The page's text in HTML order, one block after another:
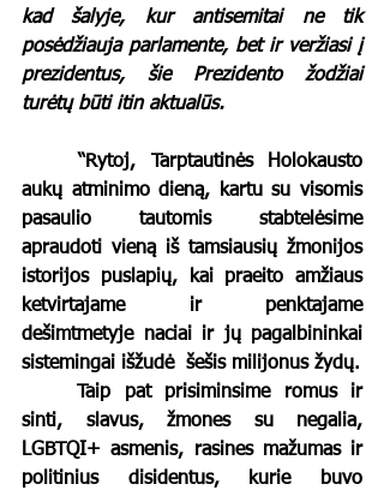
kad šalyje, kur antisemitai ne tik
posėdžiauja parlamente, bet ir veržiasi į
prezidentus, šie Prezidento žodžiai
turėtų būti itin aktualūs.
	“Rytoj, Tarptautinės Holokausto
aukų atminimo dieną, kartu su visomis
pasaulio tautomis stabtelėsime
apraudoti vieną iš tamsiausių žmonijos
istorijos puslapių, kai praeito amžiaus
ketvirtajame ir penktajame
dešimtmetyje naciai ir jų pagalbininkai
sistemingai išžudė  šešis milijonus žydų.
	Taip pat prisiminsime romus ir
sinti, slavus, žmones su negalia,
LGBTQI+ asmenis, rasines mažumas ir
politinius disidentus, kurie buvo